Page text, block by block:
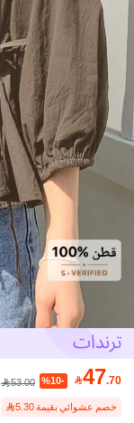
47.70
%10-
53.00
خصم عشوائي بقيمة 5.30